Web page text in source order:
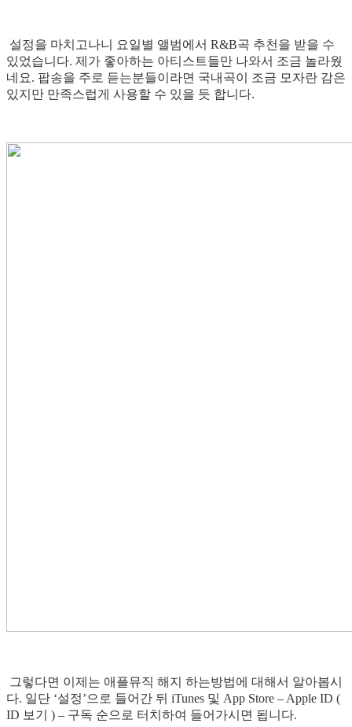
설정을 마치고나니 요일별 앨범에서 R&B곡 추천을 받을 수
있었습니다. 제가 좋아하는 아티스트들만 나와서 조금 놀라웠
네요. 팝송을 주로 듣는분들이라면 국내곡이 조금 모자란 감은
있지만 만족스럽게 사용할 수 있을 듯 합니다.
그렇다면 이제는 애플뮤직 해지 하는방법에 대해서 알아봅시
다. 일단 ‘설정’으로 들어간 뒤 iTunes 및 App Store – Apple ID (
ID 보기 ) – 구독 순으로 터치하여 들어가시면 됩니다.